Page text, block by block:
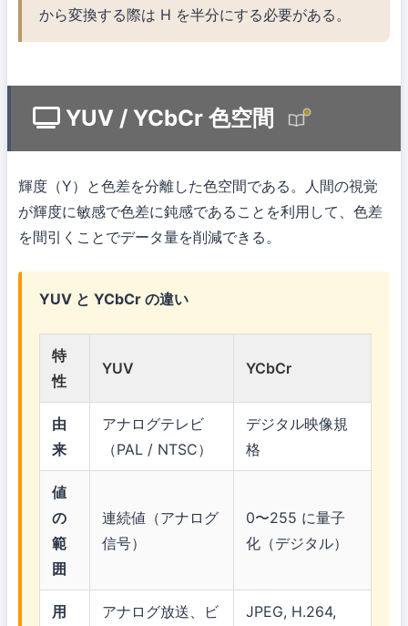
から変換する際は H を半分にする必要がある。
YUV / YCbCr 色空間
輝度（Y）と色差を分離した色空間である。人間の視覚
が輝度に敏感で色差に鈍感であることを利用して、色差
を間引くことでデータ量を削減できる。
YUV と YCbCr の違い
特
性
YUV YCbCr
由
来
アナログテレビ
（PAL / NTSC）
デジタル映像規
格
値
の
範
囲
連続値（アナログ
信号）
0〜255 に量子
化（デジタル）
用
アナログ放送、ビ
JPEG, H.264,